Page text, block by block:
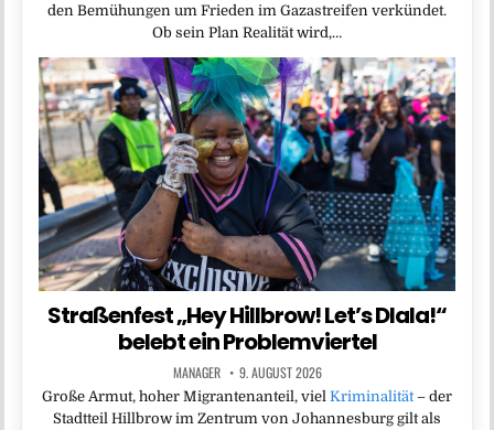
den Bemühungen um Frieden im Gazastreifen verkündet.
Ob sein Plan Realität wird,…
Straßenfest „Hey Hillbrow! Let’s Dlala!“
belebt ein Problemviertel
MANAGER 9. AUGUST 2026
Große Armut, hoher Migrantenanteil, viel Kriminalität– der
Stadtteil Hillbrow im Zentrum von Johannesburg gilt als